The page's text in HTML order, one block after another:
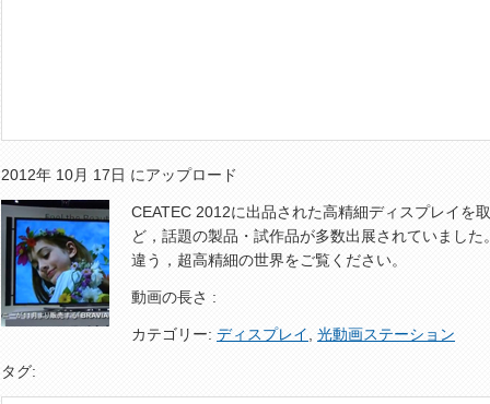
2012年 10月 17日 にアップロード
CEATEC 2012に出品された高精細ディスプレイを
ど，話題の製品・試作品が多数出展されていまし
違う，超高精細の世界をご覧ください。
動画の長さ :
カテゴリー: ディスプレイ 光動画ステーション
タグ: